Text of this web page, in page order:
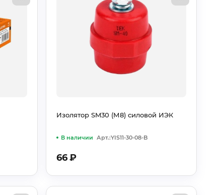
Арт.:YIS11-30-08-B
В наличии
Изолятор SM30 (М8) силовой ИЭК
66₽